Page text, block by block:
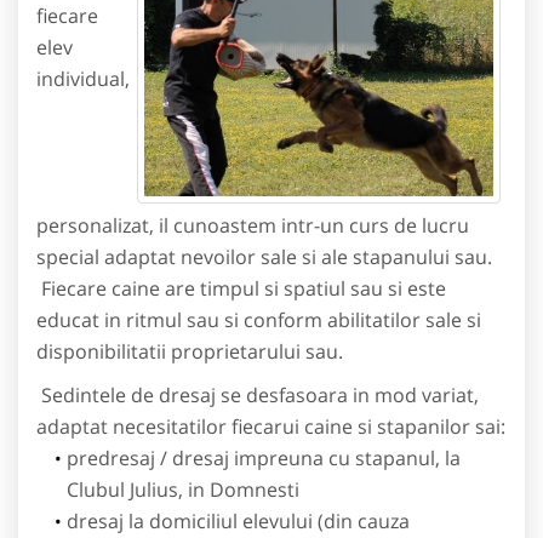
fiecare
elev
individual,
personalizat, il cunoastem intr-un curs de lucru
special adaptat nevoilor sale si ale stapanului sau.
Fiecare caine are timpul si spatiul sau si este
educat in ritmul sau si conform abilitatilor sale si
disponibilitatii proprietarului sau.
Sedintele de dresaj se desfasoara in mod variat,
adaptat necesitatilor fiecarui caine si stapanilor sai:
predresaj / dresaj impreuna cu stapanul, la
Clubul Julius, in Domnesti
dresaj la domiciliul elevului (din cauza